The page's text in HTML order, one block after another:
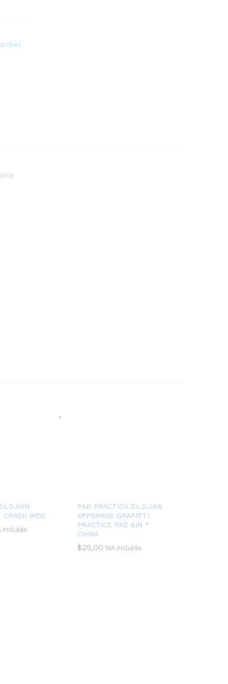
CRASH RIDE
incluido
PAD PRACTICA ZILDJIAN
XPPGRA06 GRAFITTI
PRACTICE PAD 6IN *
CHINA
$25,00 IVA incluido